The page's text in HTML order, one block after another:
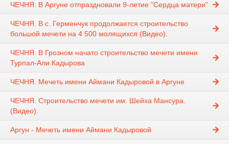
ЧЕЧНЯ. В Аргуне отпраздновали 9-летие "Сердца матери"
ЧЕЧНЯ. В с. Герменчук продолжается строительство
большой мечети на 4 500 молящихся (Видео).
ЧЕЧНЯ. В Грозном начато строительство мечети имени
Турпал-Али Кадырова
ЧЕЧНЯ. Мечеть имени Аймани Кадыровой в Аргуне
ЧЕЧНЯ. Строительство мечети им. Шейха Мансура.
(Видео).
Аргун - Мечеть имени Аймани Кадыровой